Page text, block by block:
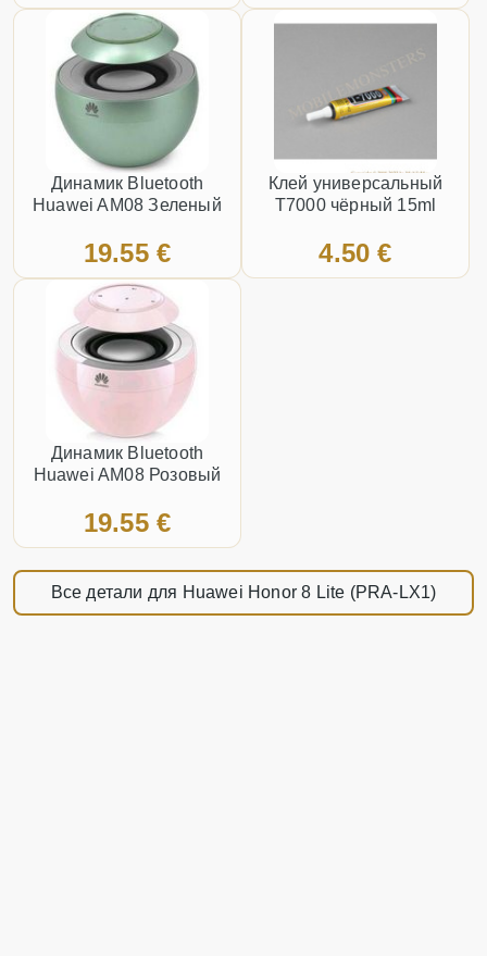
Динамик Bluetooth
Huawei AM08 Зеленый
19.55 €
Клей универсальный
T7000 чёрный 15ml
4.50 €
Динамик Bluetooth
Huawei AM08 Розовый
19.55 €
Все детали для Huawei Honor 8 Lite (PRA-LX1)